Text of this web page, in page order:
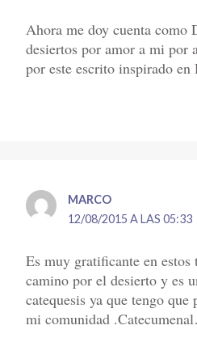
Ahora me doy cuenta como
desiertos por amor a mi por
por este escrito inspirado
MARCO
12/08/2015 A LAS 05:33
Es muy gratificante en estos
camino por el desierto y es
catequesis ya que tengo que
mi comunidad